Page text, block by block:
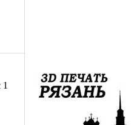
Упражнения Для Автоспортсменов
дней назад